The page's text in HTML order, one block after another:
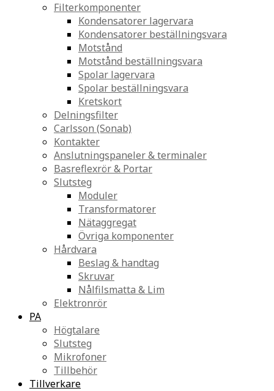
Filterkomponenter
Kondensatorer lagervara
Kondensatorer beställningsvara
Motstånd
Motstånd beställningsvara
Spolar lagervara
Spolar beställningsvara
Kretskort
Delningsfilter
Carlsson (Sonab)
Kontakter
Anslutningspaneler & terminaler
Basreflexrör & Portar
Slutsteg
Moduler
Transformatorer
Nätaggregat
Övriga komponenter
Hårdvara
Beslag & handtag
Skruvar
Nålfilsmatta & Lim
Elektronrör
PA
Högtalare
Slutsteg
Mikrofoner
Tillbehör
Tillverkare